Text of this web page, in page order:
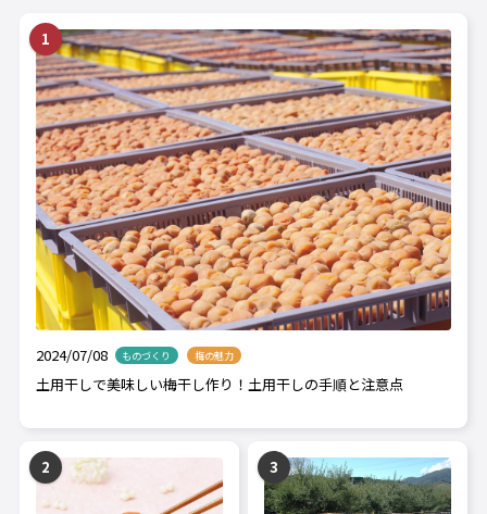
2024/07/08 ものづくり 梅の魅力
土用干しで美味しい梅干し作り！土用干しの手順と注意点